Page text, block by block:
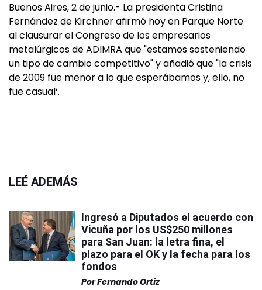
Buenos Aires, 2 de junio.- La presidenta Cristina
Fernández de Kirchner afirmó hoy en Parque Norte
al clausurar el Congreso de los empresarios
metalúrgicos de ADIMRA que "estamos sosteniendo
un tipo de cambio competitivo" y añadió que "la crisis
de 2009 fue menor a lo que esperábamos y, ello, no
fue casual‘.
LEÉ ADEMÁS
Ingresó a Diputados el acuerdo con
Vicuña por los US$250 millones
para San Juan: la letra fina, el
plazo para el OK y la fecha para los
fondos
PorFernando Ortiz